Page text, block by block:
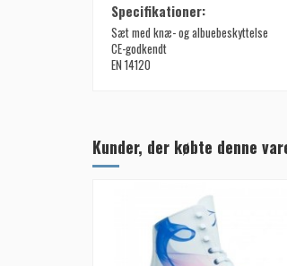
Specifikationer:
Sæt med knæ- og albuebeskyttelse
CE-godkendt
EN 14120
Kunder, der købte denne